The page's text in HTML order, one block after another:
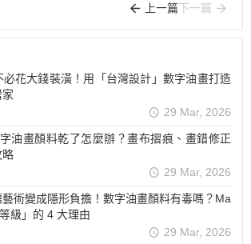
上一篇下一篇
必花大錢裝潢！用「台灣設計」數字油畫打造
29 Mar, 2026
字油畫顏料乾了怎麼辦？畫布摺痕、畫錯修正
略
29 Mar, 2026
藝術變成隱形負擔！數字油畫顏料有毒嗎？Ma
級」的 4 大理由
29 Mar, 2026